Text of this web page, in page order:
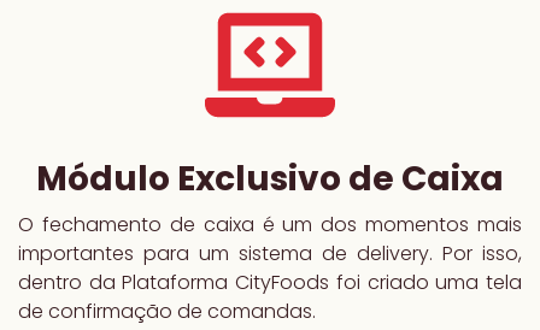
Módulo Exclusivo de Caixa
O fechamento de caixa é um dos momentos mais
importantes para um sistema de delivery. Por isso,
dentro da Plataforma CityFoods foi criado uma tela
de confirmação de comandas.